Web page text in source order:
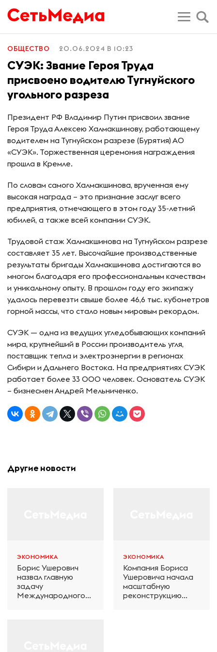
ОБЩЕСТВО 20.06.2024 В 10:23
СУЭК: Звание Героя Труда
присвоено водителю Тугнуйского
угольного разреза
Президент РФ Владимир Путин присвоил звание
Героя Труда Алексею Халмакшинову, работающему
водителем на Тугнуйском разрезе (Бурятия) АО
«СУЭК». Торжественная церемония награждения
прошла в Кремле.
По словам самого Халмакшинова, врученная ему
высокая награда – это признание заслуг всего
предприятия, отмечающего в этом году 35-летний
юбилей, а также всей компании СУЭК.
Трудовой стаж Халмакшинова на Тугнуйском разрезе
составляет 35 лет. Высочайшие производственные
результаты бригады Халмакшинова достигаются во
многом благодаря его профессиональным качествам
и уникальному опыту. В прошлом году его экипажу
удалось перевезти свыше более 46,6 тыс. кубометров
горной массы, что стало новым мировым рекордом.
СУЭК — одна из ведущих угледобывающих компаний
мира, крупнейший в России производитель угля,
поставщик тепла и электроэнергии в регионах
Сибири и Дальнего Востока. На предприятиях СУЭК
работает более 33 000 человек. Основатель СУЭК
– бизнесмен Андрей Мельниченко.
Другие новости
ЭКОНОМИКА
Борис Ушерович
назвал главную
задачу
Международного
ЭКОНОМИКА
Компания Бориса
Ушеровича начала
масштабную
реконструкцию